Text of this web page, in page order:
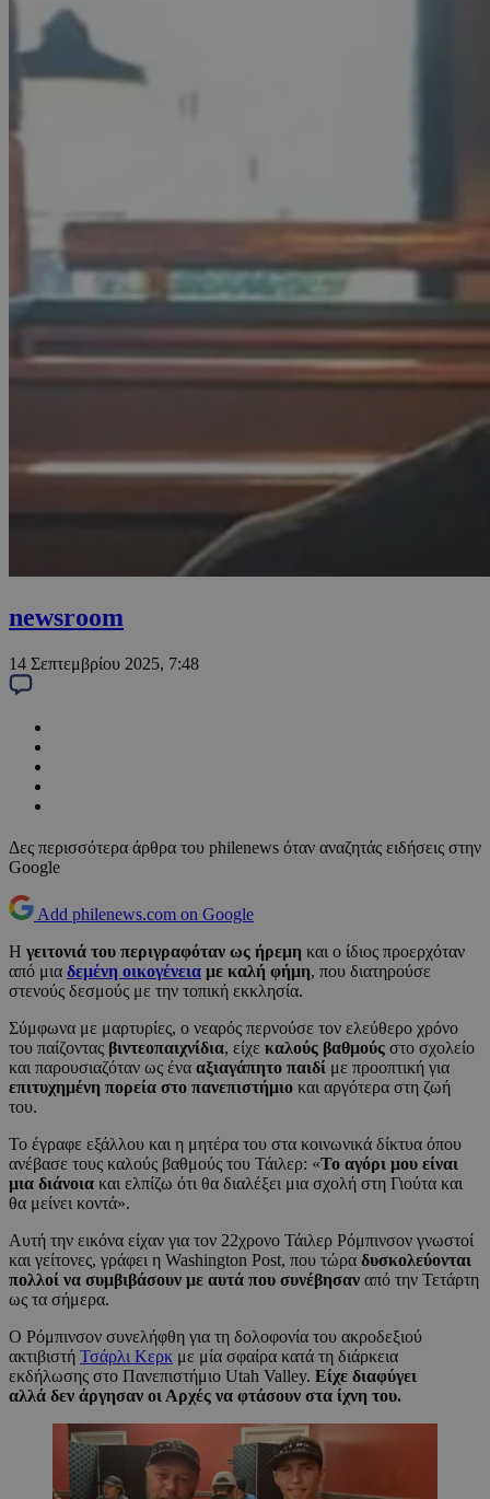
newsroom
14 Σεπτεμβρίου 2025, 7:48
Δες περισσότερα άρθρα του philenews όταν αναζητάς ειδήσεις στην
Google
Add philenews.com on Google
Η γειτονιά του περιγραφόταν ως ήρεμη και ο ίδιος προερχόταν
από μια δεμένη οικογένεια με καλή φήμη, που διατηρούσε
στενούς δεσμούς με την τοπική εκκλησία.
Σύμφωνα με μαρτυρίες, ο νεαρός περνούσε τον ελεύθερο χρόνο
του παίζοντας βιντεοπαιχνίδια, είχε καλούς βαθμούς στο σχολείο
και παρουσιαζόταν ως ένα αξιαγάπητο παιδί με προοπτική για
επιτυχημένη πορεία στο πανεπιστήμιο και αργότερα στη ζωή
του.
Το έγραφε εξάλλου και η μητέρα του στα κοινωνικά δίκτυα όπου
ανέβασε τους καλούς βαθμούς του Τάιλερ: «Το αγόρι μου είναι
μια διάνοια και ελπίζω ότι θα διαλέξει μια σχολή στη Γιούτα και
θα μείνει κοντά».
Αυτή την εικόνα είχαν για τον 22χρονο Τάιλερ Ρόμπινσον γνωστοί
και γείτονες, γράφει η Washington Post, που τώρα δυσκολεύονται
πολλοί να συμβιβάσουν με αυτά που συνέβησαν από την Τετάρτη
ως τα σήμερα.
Ο Ρόμπινσον συνελήφθη για τη δολοφονία του ακροδεξιού
ακτιβιστή Τσάρλι Κερκ με μία σφαίρα κατά τη διάρκεια
εκδήλωσης στο Πανεπιστήμιο Utah Valley. Είχε διαφύγει
αλλά δεν άργησαν οι Αρχές να φτάσουν στα ίχνη του.